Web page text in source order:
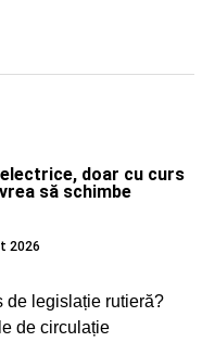
doar cu curs
să schimbe
2026
de legislație rutieră?
de circulație